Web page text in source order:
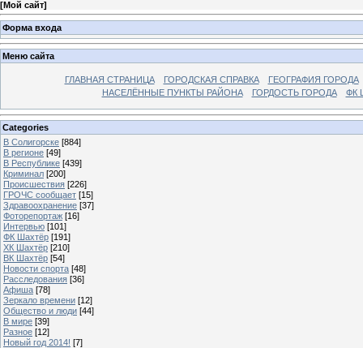
[Мой сайт]
Форма входа
Меню сайта
ГЛАВНАЯ СТРАНИЦА ГОРОДСКАЯ СПРАВКА
ГЕОГРАФИЯ ГОРОДА
НАСЕЛЁННЫЕ ПУНКТЫ РАЙОНА
ГОРДОСТЬ ГОРОДА ФК
Categories
В Солигорске [884]
В регионе [49]
В Республике [439]
Криминал [200]
Происшествия [226]
ГРОЧС сообщает [15]
Здравоохранение [37]
Фоторепортаж [16]
Интервью [101]
ФК Шахтёр [191]
ХК Шахтёр [210]
ВК Шахтёр [54]
Новости спорта [48]
Расследования [36]
Афиша [78]
Зеркало времени [12]
Общество и люди [44]
В мире [39]
Разное [12]
Новый год 2014! [7]